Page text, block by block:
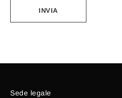
Sede legale